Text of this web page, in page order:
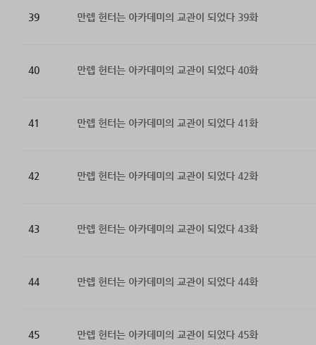
39 만렙 헌터는 아카데미의 교관이 되었다 39화
40 만렙 헌터는 아카데미의 교관이 되었다 40화
41 만렙 헌터는 아카데미의 교관이 되었다 41화
42 만렙 헌터는 아카데미의 교관이 되었다 42화
43 만렙 헌터는 아카데미의 교관이 되었다 43화
44 만렙 헌터는 아카데미의 교관이 되었다 44화
45 만렙 헌터는 아카데미의 교관이 되었다 45화